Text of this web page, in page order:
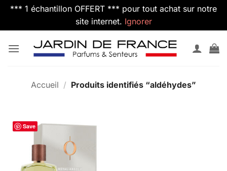
*** 1 échantillon OFFERT *** pour tout achat sur notre
site internet. Ignorer
Accueil / Produits identifiés “aldéhydes”
Save